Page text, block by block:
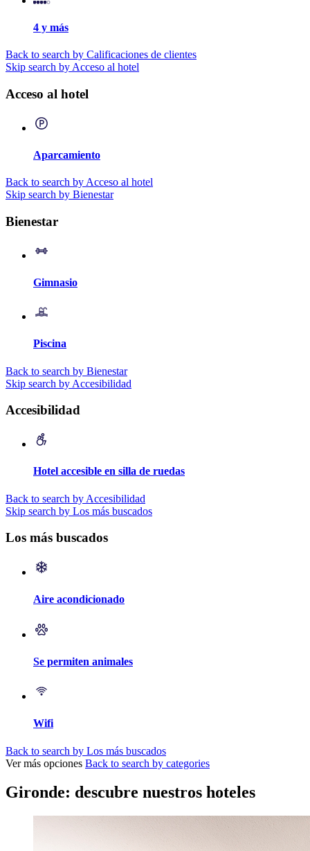
4 y más
Back to search by Calificaciones de clientes
Skip search by Acceso al hotel
Acceso al hotel
Aparcamiento
Back to search by Acceso al hotel
Skip search by Bienestar
Bienestar
Gimnasio
Piscina
Back to search by Bienestar
Skip search by Accesibilidad
Accesibilidad
Hotel accesible en silla de ruedas
Back to search by Accesibilidad
Skip search by Los más buscados
Los más buscados
Aire acondicionado
Se permiten animales
Wifi
Back to search by Los más buscados
Ver más opciones Back to search by categories
Gironde: descubre nuestros hoteles